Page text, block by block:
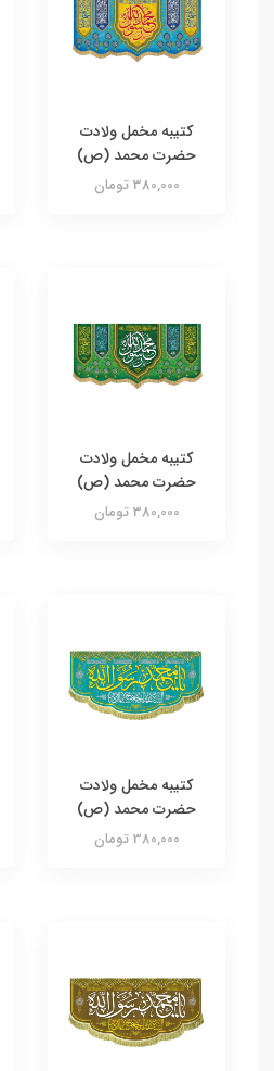
کتیبه مخمل ولادت
حضرت محمد (ص)
380,000 تومان
کتیبه مخمل ولادت
حضرت محمد (ص)
380,000 تومان
کتیبه مخمل ولادت
حضرت محمد (ص)
380,000 تومان